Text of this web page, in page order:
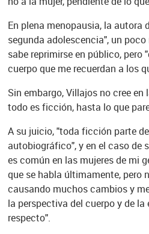
En plena menopausia, la autora
segunda adolescencia", un
sabe reprimirse en público, pero
cuerpo que me recuerdan a los
Sin embargo, Villajos no cree
todo es ficción, hasta lo que
A su juicio, "toda ficción parte
autobiográfico", y en el caso de
es común en las mujeres de mi
que se habla últimamente, pero
causando muchos cambios y
la perspectiva del cuerpo y de
respecto".